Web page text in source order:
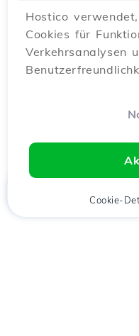
Hostico
Cookies für
Verkehrsanalysen
Cookie-
Kunde